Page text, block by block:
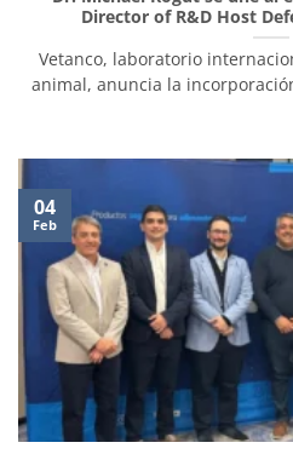
Director of R&D Host
Vetanco, laboratorio
animal, anuncia la
04
Feb